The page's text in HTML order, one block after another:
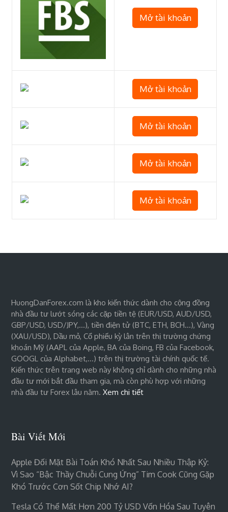
Mở tài khoản
Mở tài khoản
Mở tài khoản
Mở tài khoản
Mở tài khoản
HuongDanForex.com là kho kiến thức dành cho cộng đồng
nhà đầu tư lướt sóng các cặp tiền tệ (EUR/USD, AUD/USD,
GBP/USD, USD/JPY,…), tiền điện tử (BTC, ETH, BCH…), Vàng
(XAU/USD), Dầu mỏ, Cổ phiếu kỳ lân trên thị trường chứng
khoán Mỹ (AAPL của Apple, BA của Boing, FB của Facebook,
GOOGL của Alphabet,…) trên thị trường tài chính quốc tế.
Kiến thức trên trang web này không chỉ dành cho những nhà
đầu tư mới bắt đầu tham gia, mà còn phù hợp với những
nhà đầu tư Forex lâu năm.Xem chi tiết
Bài Viết Mới
Apple Đối Mặt Bài Toán Khó Nhất Sau Nhiều Thập Kỷ:
Vì Sao “bậc Thầy Chuỗi Cung Ứng” Tim Cook Cũng Gặp
Khó Trước Cơn Sốt Chip Nhớ AI?
Tesla Có Thể Mất Hơn 200 Tỷ USD Vốn Hóa Sau Tuyên